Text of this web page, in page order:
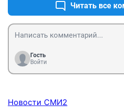
Читать все
Гость
Войти
Новости СМИ2